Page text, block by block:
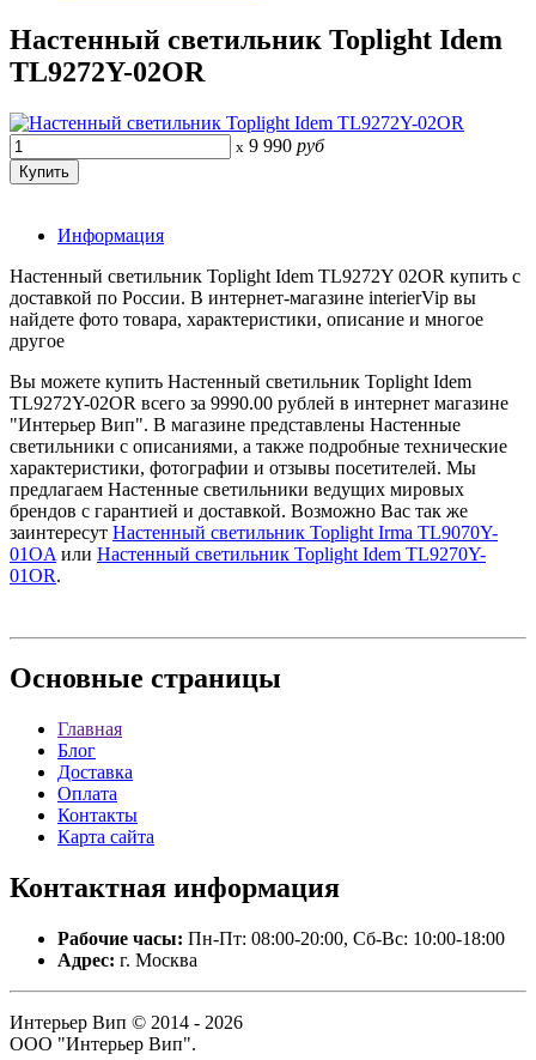
Настенный светильник Toplight Idem
TL9272Y-02OR
x 9 990 руб
Информация
Настенный светильник Toplight Idem TL9272Y 02OR купить с
доставкой по России. В интернет-магазине interierVip вы
найдете фото товара, характеристики, описание и многое
другое
Вы можете купить Настенный светильник Toplight Idem
TL9272Y-02OR всего за 9990.00 рублей в интернет магазине
"Интерьер Вип". В магазине представлены Настенные
светильники с описаниями, а также подробные технические
характеристики, фотографии и отзывы посетителей. Мы
предлагаем Настенные светильники ведущих мировых
брендов с гарантией и доставкой. Возможно Вас так же
заинтересут Настенный светильник Toplight Irma TL9070Y-
01OA или Настенный светильник Toplight Idem TL9270Y-
01OR.
Основные страницы
Главная
Блог
Доставка
Оплата
Контакты
Карта сайта
Контактная информация
Рабочие часы: Пн-Пт: 08:00-20:00, Сб-Вс: 10:00-18:00
Адрес: г. Москва
Интерьер Вип © 2014 - 2026
ООО "Интерьер Вип".